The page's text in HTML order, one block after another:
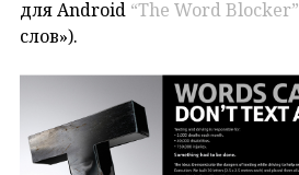
для Android “The Word Blocker”
слов»).